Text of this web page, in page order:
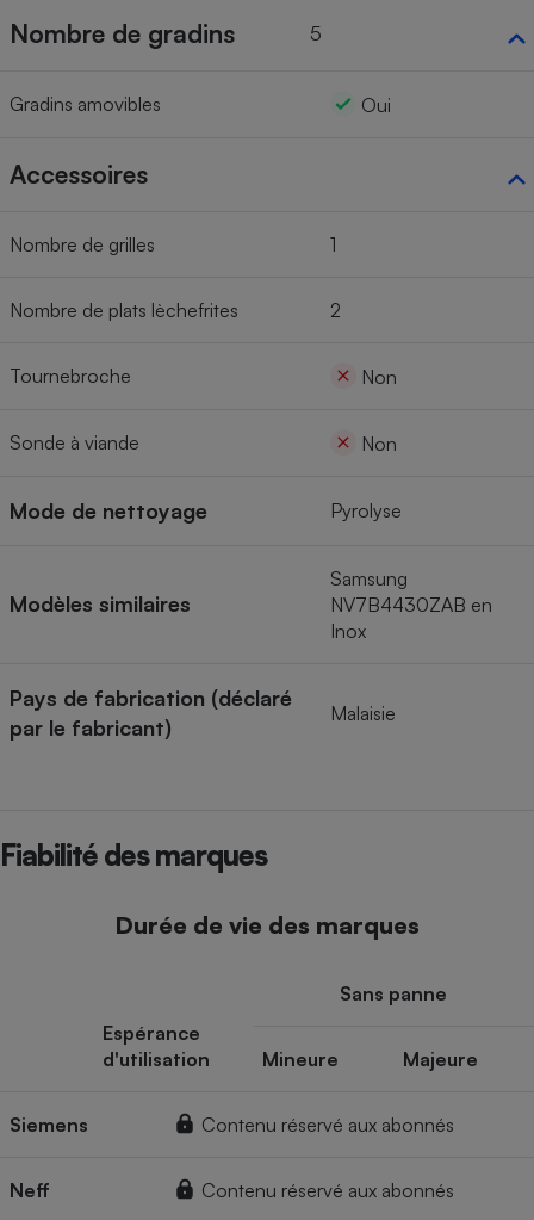
Nombre de gradins 5
Gradins amovibles Oui
Accessoires
Nombre de grilles 1
Nombre de plats lèchefrites 2
Tournebroche Non
Sonde à viande Non
Mode de nettoyage Pyrolyse
Modèles similaires
Samsung
NV7B4430ZAB en
Inox
Pays de fabrication (déclaré
par le fabricant)
Malaisie
Fiabilité des marques
Durée de vie des marques
Espérance
d'utilisation
Sans panne
Mineure Majeure
Siemens Contenu réservé aux abonnés
Neff Contenu réservé aux abonnés